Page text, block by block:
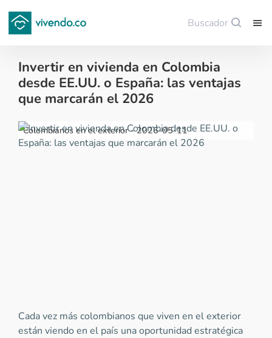
Buscador
Invertir en vivienda en Colombia
desde EE.UU. o España: las ventajas
que marcarán el 2026
Colombianos en el exterior - 2026-05-11
Cada vez más colombianos que viven en el exterior
están viendo en el país una oportunidad estratégica
Guardar